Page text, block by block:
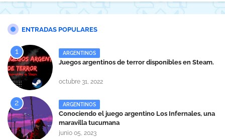
ENTRADAS POPULARES
ARGENTINOS
Juegos argentinos de terror disponibles en Steam.
octubre 31, 2022
ARGENTINOS
Conociendo el juego argentino Los Infernales, una
maravilla tucumana
junio 05, 2023